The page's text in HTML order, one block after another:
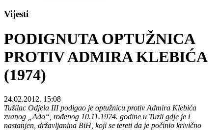
Vijesti
PODIGNUTA OPTUŽNICA
PROTIV ADMIRA KLEBIĆA
(1974)
24.02.2012. 15:08
Tužilac Odjela III podigao je optužnicu protiv Admira Klebića
zvanog „Ado“, rođenog 10.11.1974. godine u Tuzli gdje je i
nastanjen, državljanina BiH, koji se tereti da je počinio krivično